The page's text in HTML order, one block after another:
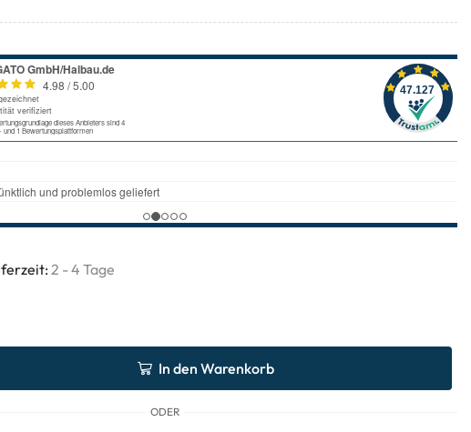
2 - 4 Tage
In den Warenkorb
ODER